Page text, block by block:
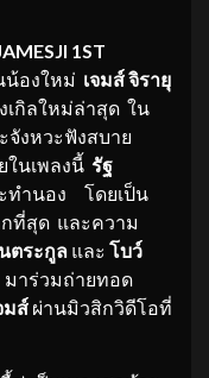
1 ST
องใหม่ เจมส์ จิรายุ
กิลใหม่ล่าสุด ใน
จังหวะฟังสบาย
ในเพลงนี้ รัฐ
ทำนอง โดยเป็น
ที่สุด และความ
ตระกูล และ โบว์
าร่วมถ่ายทอด
มส์ ผ่านมิวสิกวิดีโอที่